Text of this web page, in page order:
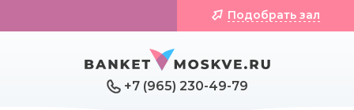
+7 (965) 230-49-79
Подобрать зал